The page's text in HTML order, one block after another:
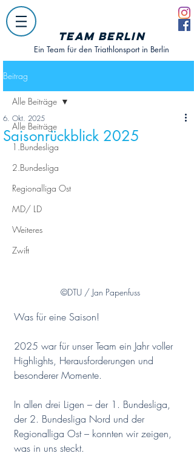
Team Berlin
Ein Team für den Triathlonsport in Berlin
Beitrag
Alle Beiträge
1.Bundesliga
2.Bundesliga
Regionalliga Ost
MD/ LD
Weiteres
Zwift
Alle Beiträge
Saisonrückblick 2025
6. Okt. 2025
©DTU / Jan Papenfuss
Was für eine Saison!
2025 war für unser Team ein Jahr voller
Highlights, Herausforderungen und
besonderer Momente.
In allen drei Ligen – der 1. Bundesliga,
der 2. Bundesliga Nord und der
Regionalliga Ost – konnten wir zeigen,
was in uns steckt.